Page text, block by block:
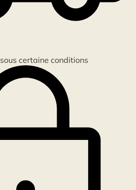
sous certaine conditions